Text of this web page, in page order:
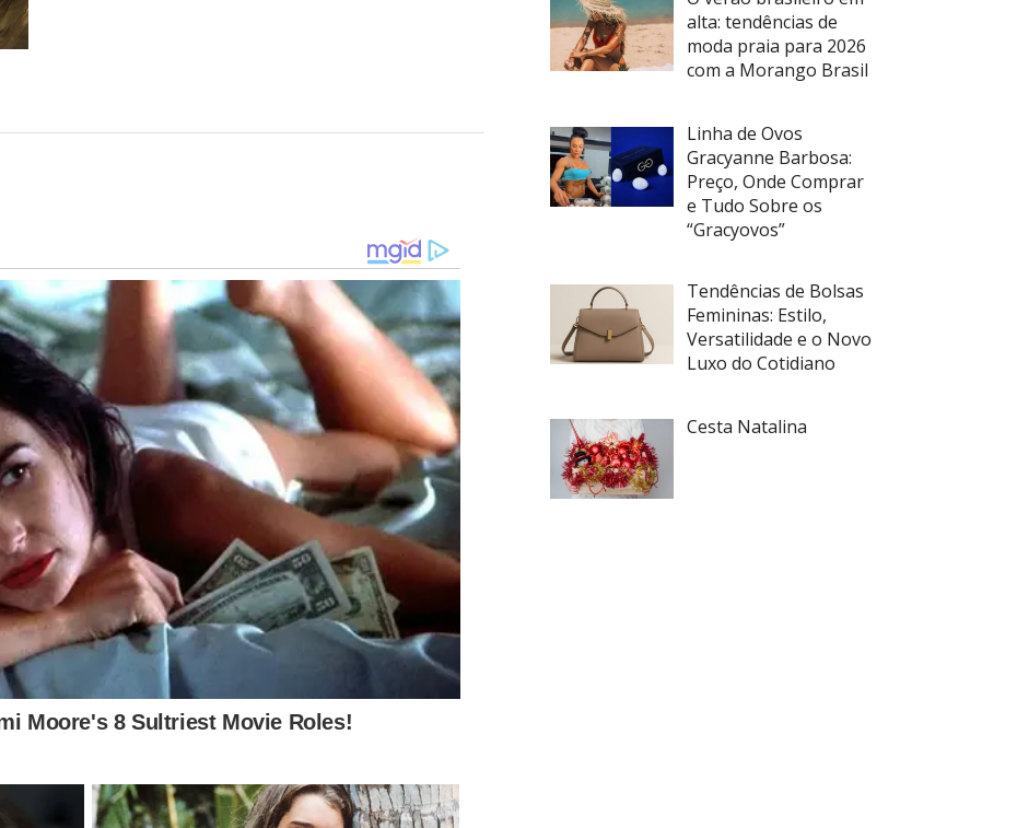
alta: tendências de
moda praia para 2026
com a Morango Brasil
Linha de Ovos
Gracyanne Barbosa:
Preço, Onde Comprar
e Tudo Sobre os
“Gracyovos”
Tendências de Bolsas
Femininas: Estilo,
Versatilidade e o Novo
Luxo do Cotidiano
Cesta Natalina